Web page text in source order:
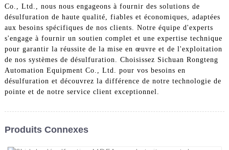
Co., Ltd., nous nous engageons à fournir des solutions de
désulfuration de haute qualité, fiables et économiques, adaptées
aux besoins spécifiques de nos clients. Notre équipe d'experts
s'engage à fournir un soutien complet et une expertise technique
pour garantir la réussite de la mise en œuvre et de l'exploitation
de nos systèmes de désulfuration. Choisissez Sichuan Rongteng
Automation Equipment Co., Ltd. pour vos besoins en
désulfuration et découvrez la différence de notre technologie de
pointe et de notre service client exceptionnel.
Produits Connexes